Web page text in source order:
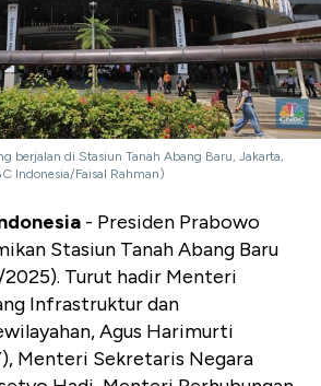
berjalan di Stasiun Tanah Abang Baru, Jakarta,
Indonesia/Faisal Rahman)
- Presiden Prabowo
Stasiun Tanah Abang Baru
2025). Turut hadir Menteri
Infrastruktur dan
Agus Harimurti
Menteri Sekretaris Negara